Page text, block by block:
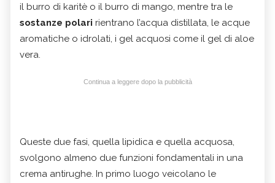
il burro di karitè o il burro di mango, mentre tra le
sostanze polari rientrano l’acqua distillata, le acque
aromatiche o idrolati, i gel acquosi come il gel di aloe
vera.
Continua a leggere dopo la pubblicità
Queste due fasi, quella lipidica e quella acquosa,
svolgono almeno due funzioni fondamentali in una
crema antirughe. In primo luogo veicolano le